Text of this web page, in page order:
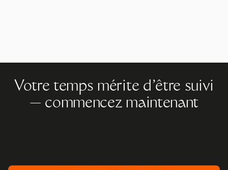
Votre temps mérite d'être suivi
— commencez maintenant